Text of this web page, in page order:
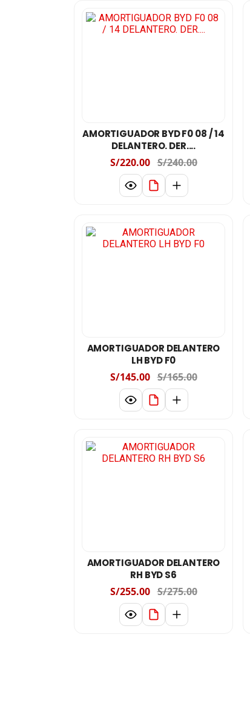
AMORTIGUADOR BYD F0 08 / 14
DELANTERO. DER....
S/220.00 S/240.00
AMORTIGUADOR DELANTERO
LH BYD F0
S/145.00 S/165.00
AMORTIGUADOR DELANTERO
RH BYD S6
S/255.00 S/275.00